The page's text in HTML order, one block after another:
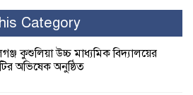
নুর
মাসে সরকারের দোষ দিচ্ছেন, আপনারা
Category
কুশুলিয়া উচ্চ মাধ্যমিক বিদ্যালয়ের
অভিষেক অনুষ্ঠিত